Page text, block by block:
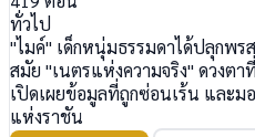
ทั่วไป
"ไมค์" เด็กหนุ่มธรรมดาได้ปลุกพร
สมัย "เนตรแห่งความจริง" ดวงต
เปิดเผยข้อมูลที่ถูกซ่อนเร้น และ
แห่งราชัน